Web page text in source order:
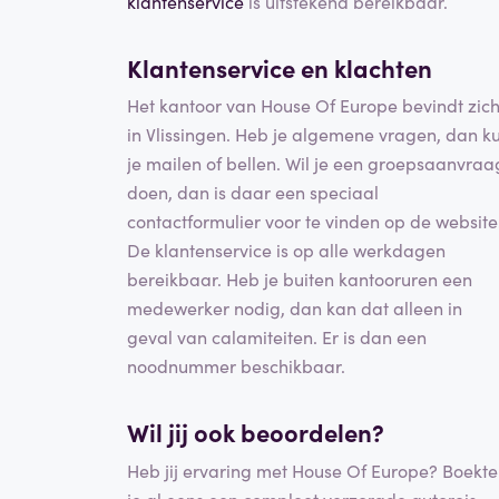
Klantenservice en klachten
Het kantoor van House Of Europe bevindt zich
in Vlissingen. Heb je algemene vragen, dan
je mailen of bellen. Wil je een
doen, dan is daar een speciaal
contactformulier voor te vinden op de
De klantenservice is op alle werkdagen
bereikbaar. Heb je buiten kantooruren een
medewerker nodig, dan kan dat alleen in
geval van calamiteiten. Er is dan een
noodnummer beschikbaar.
Wil jij ook beoordelen?
Heb jij ervaring met House Of Europe? Boekte